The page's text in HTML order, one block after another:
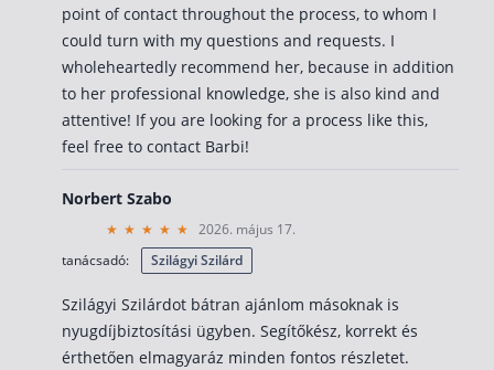
point of contact throughout the process, to whom I
could turn with my questions and requests. I
wholeheartedly recommend her, because in addition
to her professional knowledge, she is also kind and
attentive! If you are looking for a process like this,
feel free to contact Barbi!
Norbert Szabo
2026. május 17.
tanácsadó:
Szilágyi Szilárd
Szilágyi Szilárdot bátran ajánlom másoknak is
nyugdíjbiztosítási ügyben. Segítőkész, korrekt és
érthetően elmagyaráz minden fontos részletet.